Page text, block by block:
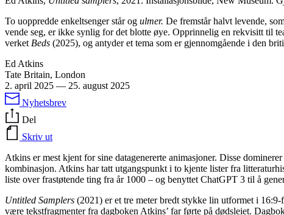
To uoppredde enkeltsenger står og ulmer. De fremstår halvt levende,
vende seg, er ikke synlig for det blotte øye. Opprinnelig en rekvisitt til
verket Beds (2025), og antyder et tema som er gjennomgående i den
Ed Atkins
Tate Britain, London
2. april 2025 — 25. august 2025
Nyhetsbrev
Del
Skriv ut
Atkins er mest kjent for sine datagenererte animasjoner. Disse
kombinasjon. Atkins har tatt utgangspunkt i to kjente lister fra
liste over frastøtende ting fra år 1000 – og benyttet ChatGPT 3 til å
Untitled Samplers (2021) er et tre meter bredt stykke lin utformet i
være tekstfragmenter fra dagboken Atkins’ far førte på dødsleiet.